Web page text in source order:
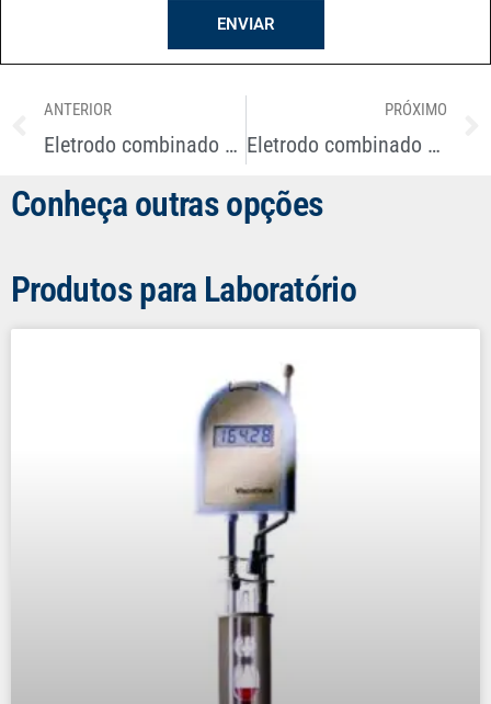
ENVIAR
ANTERIOR
Eletrodo combinado de ORP Marte Blueline 31RX
PRÓXIMO
Eletrodo combinado de ORP Marte ME-002
Conheça outras opções
Produtos para Laboratório